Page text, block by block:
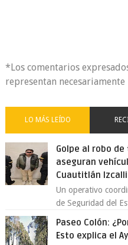
*Los comentarios
representan
LO MÁS LEÍDO
Golpe al robo
aseguran
Cuautitlán Izcalli
Un operativo
de Seguridad del
Paseo Colón:
Esto explica el